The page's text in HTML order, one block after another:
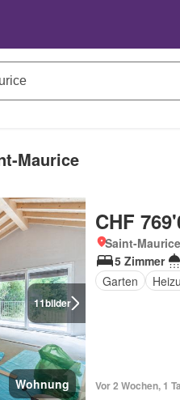
Maurice
11bilder
Wohnung
CHF
Saint-
5 Zimmer
Garten
Vor 2 Wochen, 1